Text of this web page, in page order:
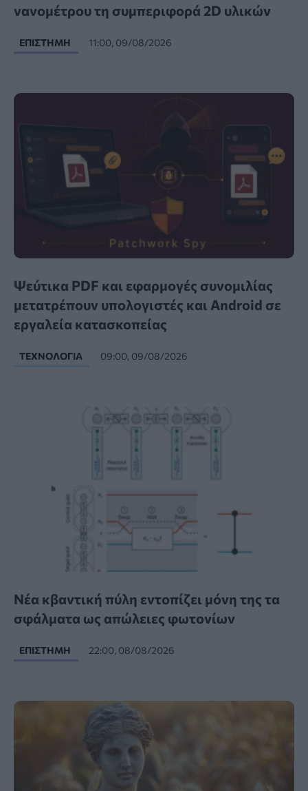
νανομέτρου τη συμπεριφορά 2D υλικών
ΕΠΙΣΤΉΜΗ 11:00, 09/08/2026
Ψεύτικα PDF και εφαρμογές συνομιλίας
μετατρέπουν υπολογιστές και Android σε
εργαλεία κατασκοπείας
ΤΕΧΝΟΛΟΓΊΑ 09:00, 09/08/2026
Νέα κβαντική πύλη εντοπίζει μόνη της τα
σφάλματα ως απώλειες φωτονίων
ΕΠΙΣΤΉΜΗ 22:00, 08/08/2026